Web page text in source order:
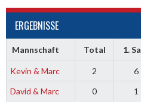
ERGEBNISSE
Mannschaft Total 1.
Kevin & Marc 2 6
David & Marc
0 1